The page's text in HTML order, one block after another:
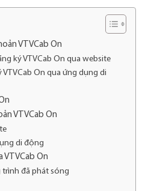
VTVCab On
ký VTVCab On qua website
VTVCab On qua ứng dụng di
VTVCab On
di động
VTVCab On
trình đã phát sóng